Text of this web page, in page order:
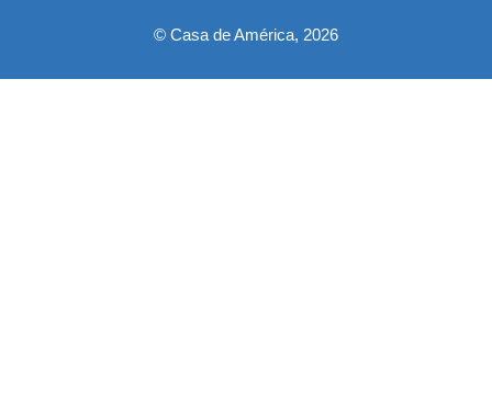
© Casa de América, 2026